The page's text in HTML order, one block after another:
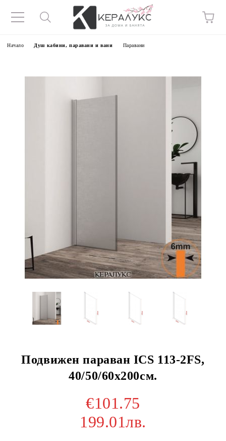
Начало Душ кабини, паравани и вани Паравани
Подвижен параван ICS 113-2FS,
40/50/60х200см.
€101.75
199.01лв.